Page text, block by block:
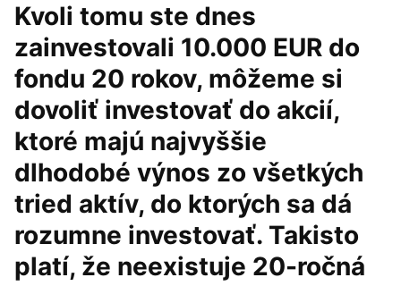
Kvoli tomu ste dnes
zainvestovali 10.000 EUR do
fondu 20 rokov, môžeme si
dovoliť investovať do akcií,
ktoré majú najvyššie
dlhodobé výnos zo všetkých
tried aktív, do ktorých sa dá
rozumne investovať. Takisto
platí, že neexistuje 20-ročná